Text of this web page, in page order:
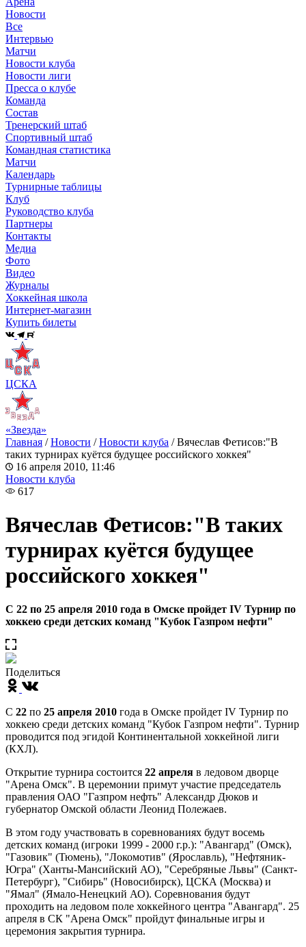
Новости
Все
Интервью
Матчи
Новости клуба
Новости лиги
Пресса о клубе
Команда
Состав
Тренерский штаб
Спортивный штаб
Командная статистика
Матчи
Календарь
Турнирные таблицы
Клуб
Руководство клуба
Партнеры
Контакты
Медиа
Фото
Видео
Журналы
Хоккейная школа
Интернет-магазин
Купить билеты
ЦСКА
«Звезда»
Главная /Новости /Новости клуба /Вячеслав Фетисов:"В
таких турнирах куётся будущее российского хоккея"
16 апреля 2010, 11:46
Новости клуба
617
Вячеслав Фетисов:"В таких
турнирах куётся будущее
российского хоккея"
С 22 по 25 апреля 2010 года в Омске пройдет IV Турнир по
хоккею среди детских команд "Кубок Газпром нефти"
Поделиться
С 22 по 25 апреля 2010 года в Омске пройдет IV Турнир по
хоккею среди детских команд "Кубок Газпром нефти". Турнир
проводится под эгидой Континентальной хоккейной лиги
(КХЛ).
Открытие турнира состоится 22 апреля в ледовом дворце
"Арена Омск". В церемонии примут участие председатель
правления ОАО "Газпром нефть" Александр Дюков и
губернатор Омской области Леонид Полежаев.
В этом году участвовать в соревнованиях будут восемь
детских команд (игроки 1999 - 2000 г.р.): "Авангард" (Омск),
"Газовик" (Тюмень), "Локомотив" (Ярославль), "Нефтяник-
Югра" (Ханты-Мансийский АО), "Серебряные Львы" (Санкт-
Петербург), "Сибирь" (Новосибирск), ЦСКА (Москва) и
"Ямал" (Ямало-Ненецкий АО). Соревнования будут
проходить на ледовом поле хоккейного центра "Авангард". 25
апреля в СК "Арена Омск" пройдут финальные игры и
церемония закрытия турнира.